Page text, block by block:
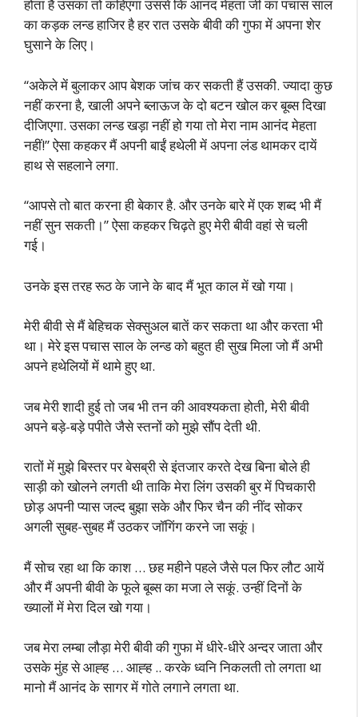
होता है उसका तो कहिएगा उससे कि आनंद मेहता जी का पचास साल
का कड़क लन्ड हाजिर है हर रात उसके बीवी की गुफा में अपना शेर
घुसाने के लिए।
“अकेले में बुलाकर आप बेशक जांच कर सकती हैं उसकी. ज्यादा कुछ
नहीं करना है, खाली अपने ब्लाऊज के दो बटन खोल कर बूब्स दिखा
दीजिएगा. उसका लन्ड खड़ा नहीं हो गया तो मेरा नाम आनंद मेहता
नहीं!” ऐसा कहकर मैं अपनी बाईं हथेली में अपना लंड थामकर दायें
हाथ से सहलाने लगा.
“आपसे तो बात करना ही बेकार है. और उनके बारे में एक शब्द भी मैं
नहीं सुन सकती।” ऐसा कहकर चिढ़ते हुए मेरी बीवी वहां से चली
गई।
उनके इस तरह रूठ के जाने के बाद मैं भूत काल में खो गया।
मेरी बीवी से मैं बेहिचक सेक्सुअल बातें कर सकता था और करता भी
था। मेरे इस पचास साल के लन्ड को बहुत ही सुख मिला जो मैं अभी
अपने हथेलियों में थामे हुए था.
जब मेरी शादी हुई तो जब भी तन की आवश्यकता होती, मेरी बीवी
अपने बड़े-बड़े पपीते जैसे स्तनों को मुझे सौंप देती थी.
रातों में मुझे बिस्तर पर बेसब्री से इंतजार करते देख बिना बोले ही
साड़ी को खोलने लगती थी ताकि मेरा लिंग उसकी बुर में पिचकारी
छोड़ अपनी प्यास जल्द बुझा सके और फिर चैन की नींद सोकर
अगली सुबह-सुबह मैं उठकर जॉगिंग करने जा सकूं।
मैं सोच रहा था कि काश … छह महीने पहले जैसे पल फिर लौट आयें
और मैं अपनी बीवी के फूले बूब्स का मजा ले सकूं. उन्हीं दिनों के
ख्यालों में मेरा दिल खो गया।
जब मेरा लम्बा लौड़ा मेरी बीवी की गुफा में धीरे-धीरे अन्दर जाता और
उसके मुंह से आह्ह … आह्ह .. करके ध्वनि निकलती तो लगता था
मानो मैं आनंद के सागर में गोते लगाने लगता था.